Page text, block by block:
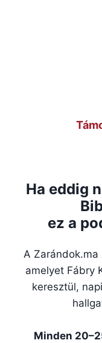
Ha eddig
ez a
A Zarándok.ma
amelyet Fábry
keresztül,
Minden